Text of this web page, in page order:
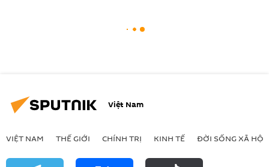
Việt Nam
VIỆT NAM THẾ GIỚI CHÍNH TRỊ KINH TẾ ĐỜI SỐNG XÃ HỘI